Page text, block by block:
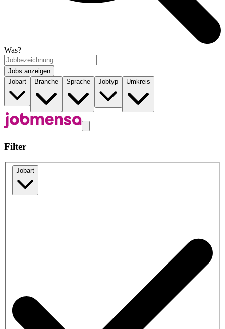
Was?
Jobs anzeigen
Jobart
Branche Sprache Jobtyp Umkreis
Filter
Jobart